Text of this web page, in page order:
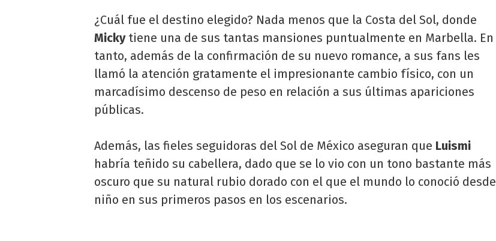
¿Cuál fue el destino elegido? Nada menos que la Costa del Sol, donde
Mickytiene una de sus tantas mansiones puntualmente en Marbella. En
tanto, además de la confirmación de su nuevo romance, a sus fans les
llamó la atención gratamente el impresionante cambio físico, con un
marcadísimo descenso de peso en relación a sus últimas apariciones
públicas.
Además, las fieles seguidoras del Sol de México aseguran que Luismi
habría teñido su cabellera, dado que se lo vio con un tono bastante más
oscuro que su natural rubio dorado con el que el mundo lo conoció desde
niño en sus primeros pasos en los escenarios.